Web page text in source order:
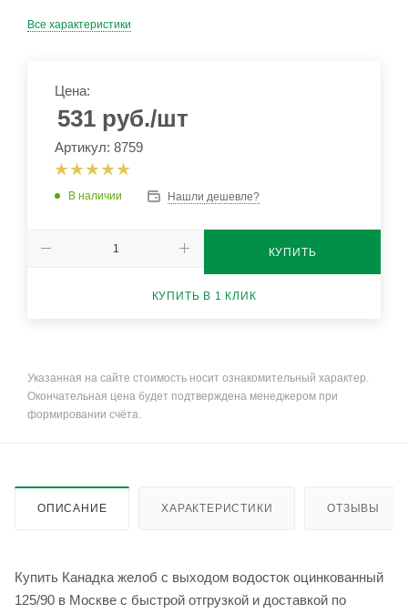
Все характеристики
Цена:
531 руб./шт
Артикул: 8759
В наличии Нашли дешевле?
КУПИТЬ
КУПИТЬ В 1 КЛИК
Указанная на сайте стоимость носит ознакомительный характер.
Окончательная цена будет подтверждена менеджером при
формировании счёта.
ОПИСАНИЕ ХАРАКТЕРИСТИКИ ОТЗЫВЫ
Купить Канадка желоб с выходом водосток оцинкованный
125/90 в Москве с быстрой отгрузкой и доставкой по